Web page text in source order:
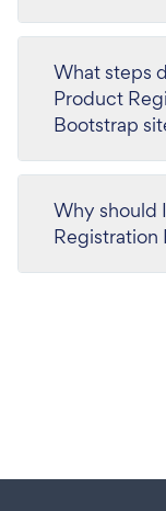
What steps
Product
Bootstrap
Why should